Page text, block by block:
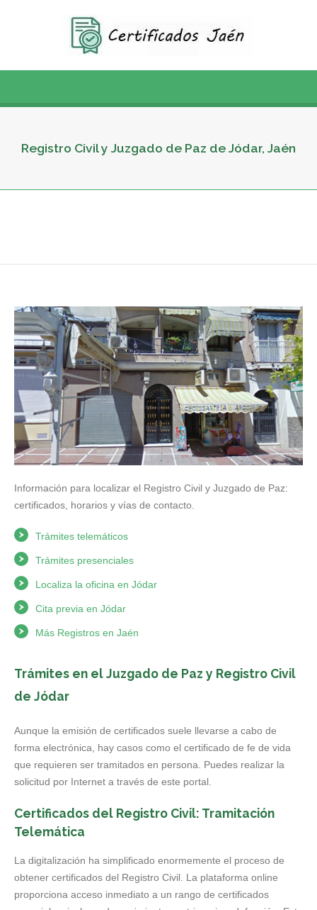
Registro Civil y Juzgado de Paz de Jódar, Jaén
Información para localizar el Registro Civil y Juzgado de Paz:
certificados, horarios y vías de contacto.
Trámites telemáticos
Trámites presenciales
Localiza la oficina en Jódar
Cita previa en Jódar
Más Registros en Jaén
Trámites en el Juzgado de Paz y Registro Civil
de Jódar
Aunque la emisión de certificados suele llevarse a cabo de
forma electrónica, hay casos como el certificado de fe de vida
que requieren ser tramitados en persona. Puedes realizar la
solicitud por Internet a través de este portal.
Certificados del Registro Civil: Tramitación
Telemática
La digitalización ha simplificado enormemente el proceso de
obtener certificados del Registro Civil. La plataforma online
proporciona acceso inmediato a un rango de certificados